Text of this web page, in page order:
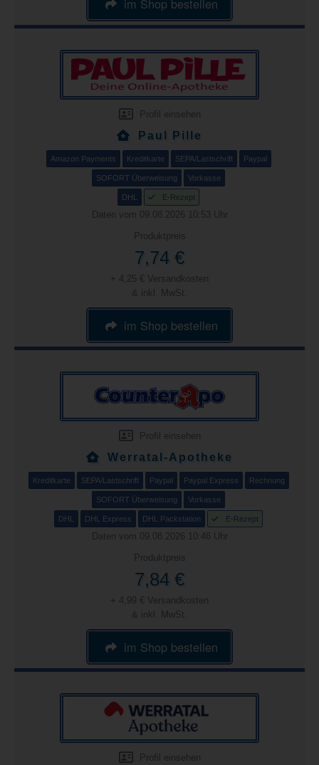
Profil einsehen
Paul Pille
Amazon Payments Kreditkarte SEPA/Lastschrift Paypal
SOFORT Überweisung Vorkasse
DHL E-Rezept
Daten vom 09.08.2026 10:53 Uhr
Produktpreis
7,74 €
+ 4,25 € Versandkosten
& inkl. MwSt.
im Shop bestellen
Profil einsehen
Werratal-Apotheke
Kreditkarte SEPA/Lastschrift Paypal Paypal Express Rechnung
SOFORT Überweisung Vorkasse
DHL DHL Express DHL Packstation E-Rezept
Daten vom 09.08.2026 10:46 Uhr
Produktpreis
7,84 €
+ 4,99 € Versandkosten
& inkl. MwSt.
im Shop bestellen
Profil einsehen